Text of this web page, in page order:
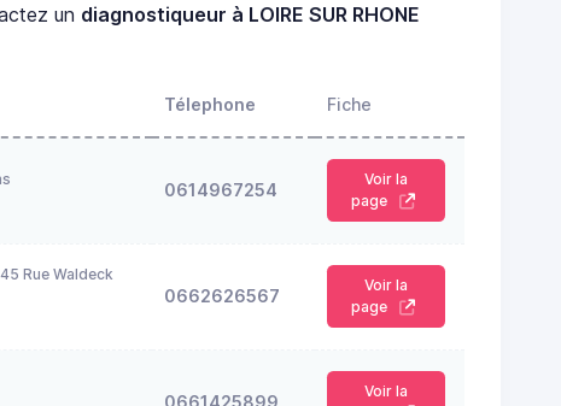
un diagnostiqueur à LOIRE SUR RHONE
Télephone Fiche
0614967254
Voir la
page
Rue Waldeck
0662626567
Voir la
page
0661425899
Voir la